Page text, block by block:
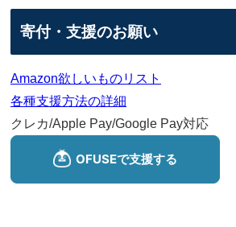
寄付・支援のお願い
Amazon欲しいものリスト
各種支援方法の詳細
クレカ/Apple Pay/Google Pay対応